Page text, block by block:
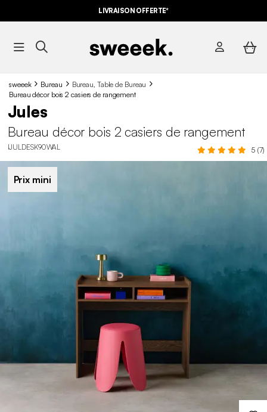
LIVRAISON OFFERTE*
sweeek Bureau
Bureau, Table de Bureau
Bureau décor bois 2 casiers de rangement
Jules
Bureau décor bois 2 casiers de rangement
IJULDESK90WAL 5 (7)
Prix mini